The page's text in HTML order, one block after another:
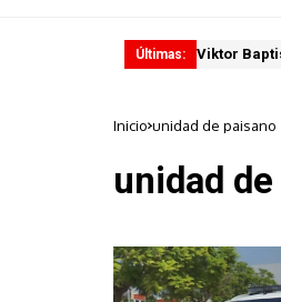
Últimas: Viktor
Inicio unidad de paisano
unidad